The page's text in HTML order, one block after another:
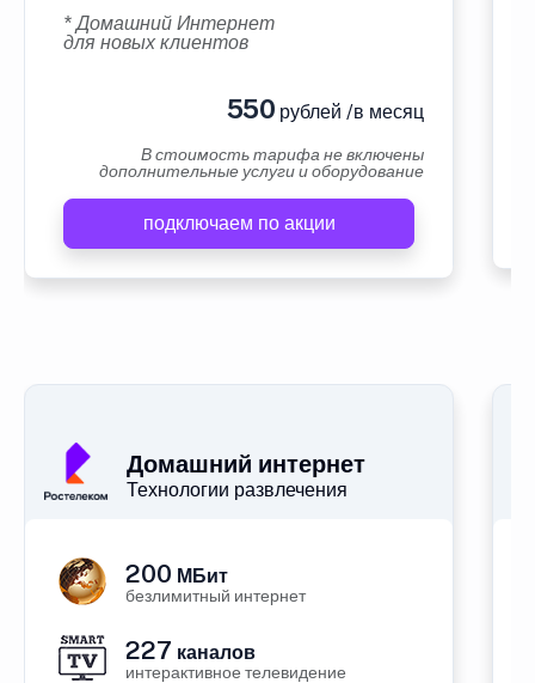
* Домашний Интернет
для новых клиентов
550 рублей /в месяц
В стоимость тарифа не включены
дополнительные услуги и оборудование
подключаем по акции
Домашний интернет
Технологии развлечения
200 МБит
безлимитный интернет
227 каналов
интерактивное телевидение